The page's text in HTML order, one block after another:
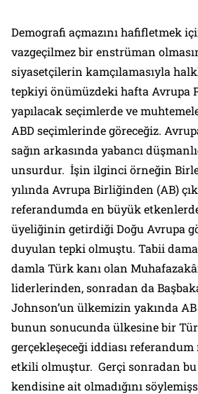
Demografi açmazını hafifletmek
vazgeçilmez bir enstrüman
siyasetçilerin kamçılamasıyla
tepkiyi önümüzdeki hafta Avrupa
yapılacak seçimlerde ve
ABD seçimlerinde göreceğiz.
sağın arkasında yabancı
unsurdur. İşin ilginci örneğin
yılında Avrupa Birliğinden (AB)
referandumda en büyük
üyeliğinin getirdiği Doğu Avrupa
duyulan tepki olmuştu. Tabii
damla Türk kanı olan
liderlerinden, sonradan da
Johnson’un ülkemizin yakında AB
bunun sonucunda ülkesine bir
gerçekleşeceği iddiası
etkili olmuştur. Gerçi sonradan
kendisine ait olmadığını